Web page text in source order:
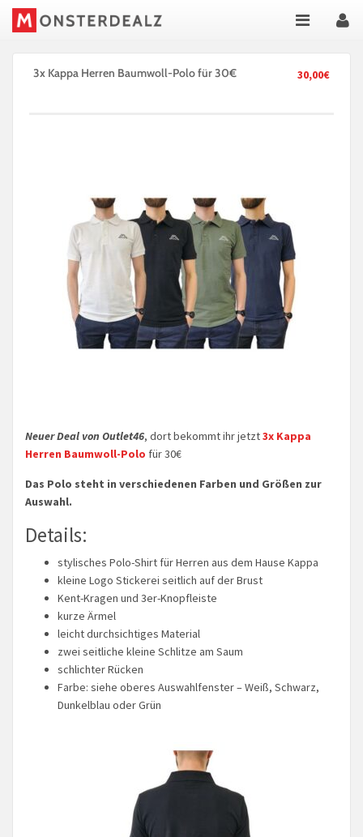
30,00€
3x Kappa Herren Baumwoll-Polo für 30€
Neuer Deal von Outlet46, dort bekommt ihr jetzt3x Kappa
Herren Baumwoll-Polo für 30€
Das Polo steht in verschiedenen Farben und Größen zur
Auswahl.
Details:
stylisches Polo-Shirt für Herren aus dem Hause Kappa
kleine Logo Stickerei seitlich auf der Brust
Kent-Kragen und 3er-Knopfleiste
kurze Ärmel
leicht durchsichtiges Material
zwei seitliche kleine Schlitze am Saum
schlichter Rücken
Farbe: siehe oberes Auswahlfenster – Weiß, Schwarz,
Dunkelblau oder Grün